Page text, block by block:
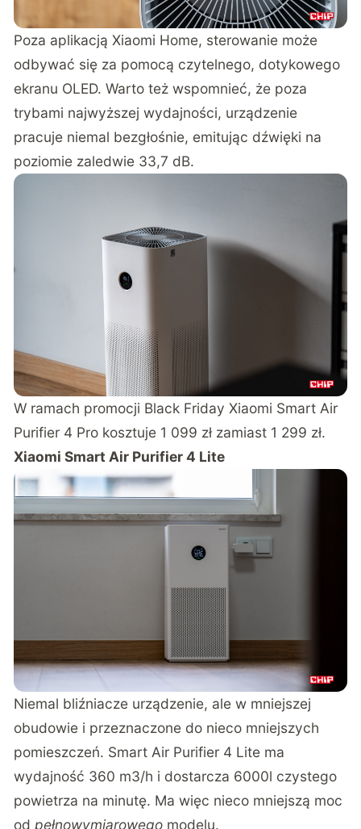
Poza aplikacją Xiaomi Home, sterowanie może
odbywać się za pomocą czytelnego, dotykowego
ekranu OLED. Warto też wspomnieć, że poza
trybami najwyższej wydajności, urządzenie
pracuje niemal bezgłośnie, emitując dźwięki na
poziomie zaledwie 33,7 dB.
W ramach promocji Black Friday Xiaomi Smart Air
Purifier 4 Pro kosztuje 1 099 zł zamiast 1 299 zł.
Xiaomi Smart Air Purifier 4 Lite
Niemal bliźniacze urządzenie, ale w mniejszej
obudowie i przeznaczone do nieco mniejszych
pomieszczeń. Smart Air Purifier 4 Lite ma
wydajność 360 m3/h i dostarcza 6000l czystego
powietrza na minutę. Ma więc nieco mniejszą moc
odpełnowymiarowego modelu.